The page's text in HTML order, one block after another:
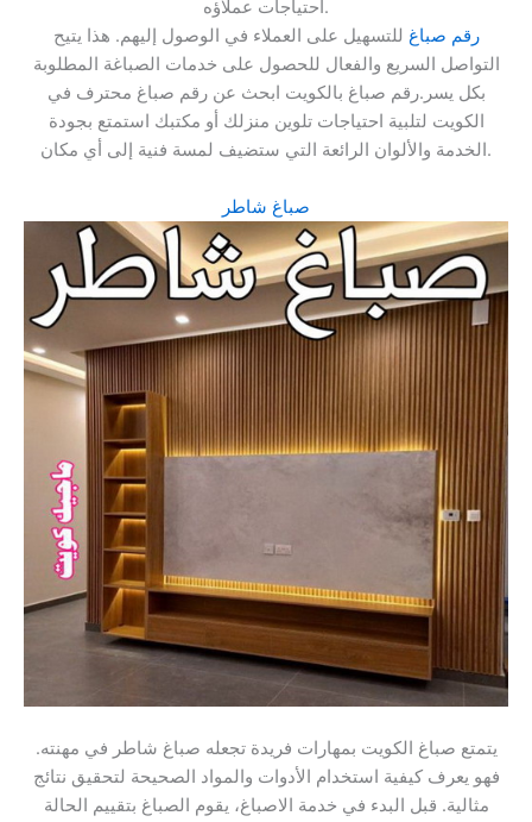
احتياجات عملاؤه.
رقم صباغ للتسهيل على العملاء في الوصول إليهم. هذا يتيح
التواصل السريع والفعال للحصول على خدمات الصباغة المطلوبة
بكل يسر.رقم صباغ بالكويت ابحث عن رقم صباغ محترف في
الكويت لتلبية احتياجات تلوين منزلك أو مكتبك استمتع بجودة
الخدمة والألوان الرائعة التي ستضيف لمسة فنية إلى أي مكان.
صباغ شاطر
يتمتع صباغ الكويت بمهارات فريدة تجعله صباغ شاطر في مهنته.
فهو يعرف كيفية استخدام الأدوات والمواد الصحيحة لتحقيق نتائج
مثالية. قبل البدء في خدمة الاصباغ، يقوم الصباغ بتقييم الحالة